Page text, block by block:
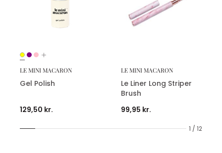
1 / 12
LE MINI MACARON
Gel Polish
129,50 kr.
LE MINI MACARON
Le Liner Long Striper
Brush
99,95 kr.